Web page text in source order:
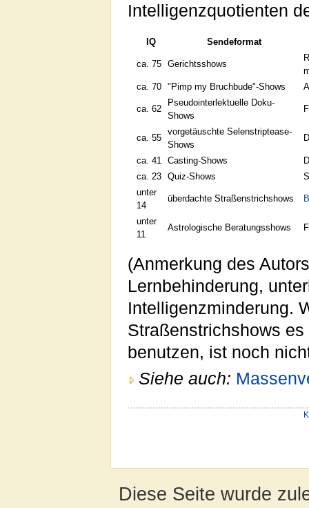
Intelligenzquotienten
IQ Sendeformat
ca. 75 Gerichtsshows
ca. 70 "Pimp my Bruchbude"-Shows
ca. 62
Pseudointerlektuelle Doku-
Shows
ca. 55
vorgetäuschte Selenstriptease-
Shows
ca. 41 Casting-Shows
ca. 23 Quiz-Shows
unter
14
überdachte Straßenstrichshows
unter
11
Astrologische Beratungsshows
(Anmerkung des
Lernbehinderung,
Intelligenzminderung.
Straßenstrichshows
benutzen, ist noch
Siehe auch:
Diese Seite wurde